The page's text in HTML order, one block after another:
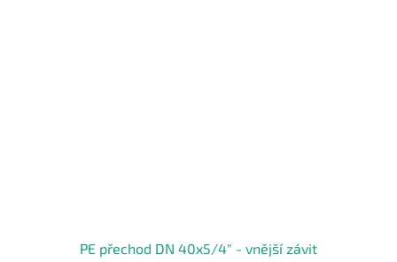
PE přechod DN 40x5/4" - vnější závit